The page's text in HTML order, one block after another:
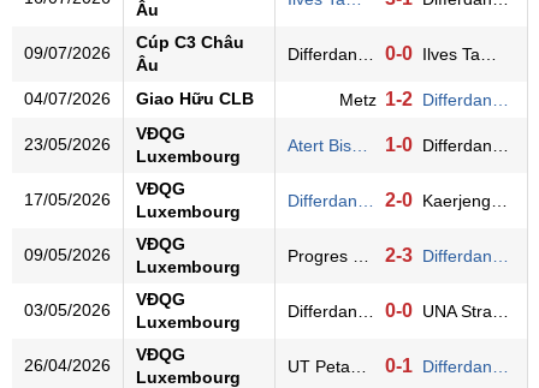
Âu
09/07/2026
Cúp C3 Châu
Âu
0-0
04/07/2026 Giao Hữu CLB Metz 1-2
23/05/2026
VĐQG
Luxembourg
1-0
17/05/2026
VĐQG
Luxembourg
2-0
09/05/2026
VĐQG
Luxembourg
2-3
03/05/2026
VĐQG
Luxembourg
0-0
26/04/2026
VĐQG
Luxembourg
0-1